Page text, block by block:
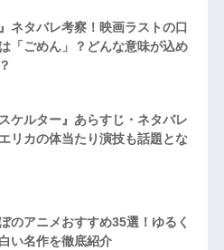
ネタバレ考察！映画ラストの口
「ごめん」？どんな意味が込め
ケルター』あらすじ・ネタバレ
リカの体当たり演技も話題とな
のアニメおすすめ35選！ゆるく
い名作を徹底紹介